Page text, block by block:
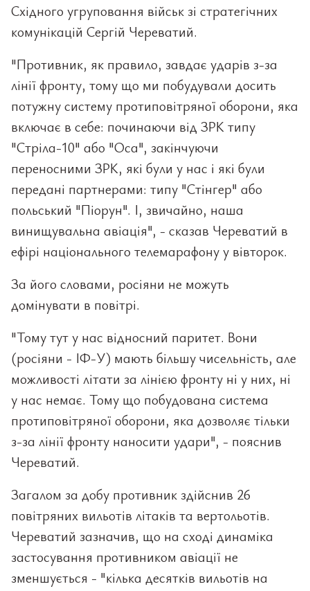
Східного угруповання військ зі стратегічних
комунікацій Сергій Череватий.
"Противник, як правило, завдає ударів з-за
лінії фронту, тому що ми побудували досить
потужну систему протиповітряної оборони, яка
включає в себе: починаючи від ЗРК типу
"Стріла-10" або "Оса", закінчуючи
переносними ЗРК, які були у нас і які були
передані партнерами: типу "Стінгер" або
польський "Піорун". І, звичайно, наша
винищувальна авіація", - сказав Череватий в
ефірі національного телемарафону у вівторок.
За його словами, росіяни не можуть
домінувати в повітрі.
"Тому тут у нас відносний паритет. Вони
(росіяни - ІФ-У) мають більшу чисельність, але
можливості літати за лінією фронту ні у них, ні
у нас немає. Тому що побудована система
протиповітряної оборони, яка дозволяє тільки
з-за лінії фронту наносити удари", - пояснив
Череватий.
Загалом за добу противник здійснив 26
повітряних вильотів літаків та вертольотів.
Череватий зазначив, що на сході динаміка
застосування противником авіації не
зменшується - "кілька десятків вильотів на